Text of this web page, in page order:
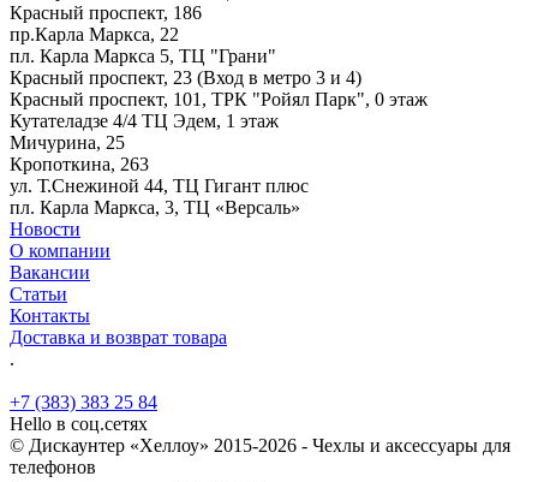
Красный проспект, 186
пр.Карла Маркса, 22
пл. Карла Маркса 5, ТЦ "Грани"
Красный проспект, 23 (Вход в метро 3 и 4)
Красный проспект, 101, ТРК "Ройял Парк", 0 этаж
Кутателадзе 4/4 ТЦ Эдем, 1 этаж
Мичурина, 25
Кропоткина, 263
ул. Т.Снежиной 44, ТЦ Гигант плюс
пл. Карла Маркса, 3, ТЦ «Версаль»
Новости
О компании
Вакансии
Статьи
Контакты
Доставка и возврат товара
.
+7 (383) 383 25 84
Hello в соц.сетях
© Дискаунтер «Хеллоу» 2015-2026 - Чехлы и аксессуары для
телефонов